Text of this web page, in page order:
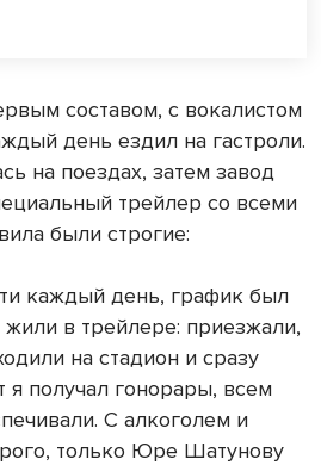
составом, с вокалистом
день ездил на гастроли.
на поездах, затем завод
трейлер со всеми
были строгие:
каждый день, график был
в трейлере: приезжали,
на стадион и сразу
я получал гонорары, всем
С алкоголем и
только Юре Шатунову